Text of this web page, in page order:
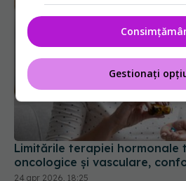
Limitările terapiei hormonale
oncologice și vasculare,
24 apr 2026, 18:25
Gestionați